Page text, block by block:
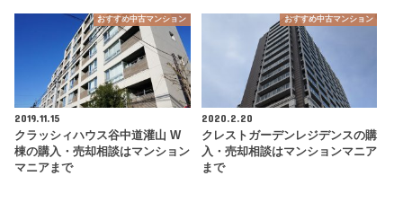
おすすめ中古マンション
2019.11.15
クラッシィハウス谷中道灌山 W
棟の購入・売却相談はマンション
マニアまで
おすすめ中古マンション
2020.2.20
クレストガーデンレジデンスの購
入・売却相談はマンションマニア
まで